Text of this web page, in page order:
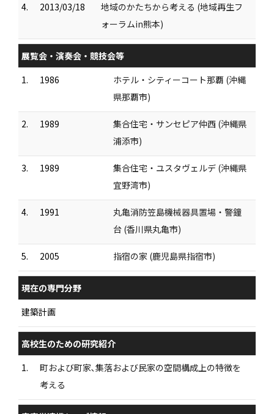
4. 2013/03/18
地域のかたちから考える (地域再生フ
ォーラムin熊本)
展覧会・演奏会・競技会等
1.
1986
ホテル・シティーコート那覇 (沖縄
県那覇市)
2. 1989
集合住宅・サンセピア仲西 (沖縄県
浦添市)
3. 1989
集合住宅・ユスタヴェルデ (沖縄県
宜野湾市)
4. 1991
丸亀消防笠島機械器具置場・警鐘
台 (香川県丸亀市)
5. 2005 指宿の家 (鹿児島県指宿市)
現在の専門分野
建築計画
高校生のための研究紹介
1.
町および町家､集落および民家の空間構成上の特徴を
考える